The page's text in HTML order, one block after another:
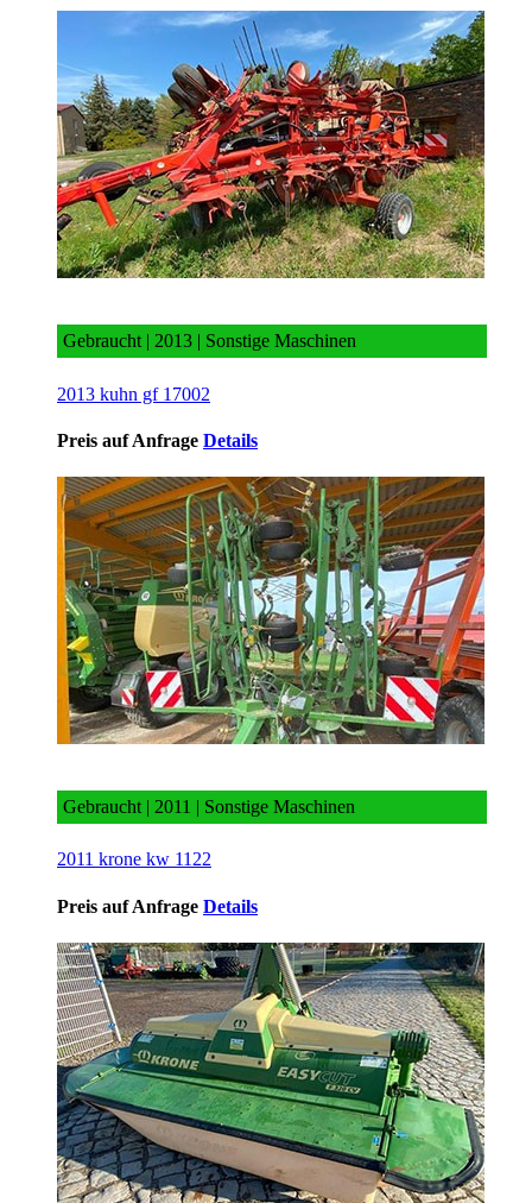
Gebraucht | 2013 | Sonstige Maschinen
2013 kuhn gf 17002
Preis auf Anfrage Details
Gebraucht | 2011 | Sonstige Maschinen
2011 krone kw 1122
Preis auf Anfrage Details